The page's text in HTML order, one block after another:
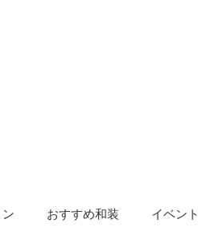
おすすめ和装 イベント